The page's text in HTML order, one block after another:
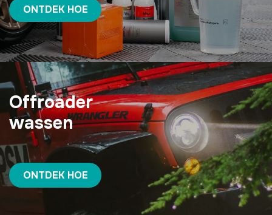
ONTDEK HOE
Offroader
wassen
ONTDEK HOE